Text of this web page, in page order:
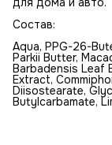
Состав:
Aqua, PPG-26-
Parkii Butter,
Barbadensis Leaf
Extract,
Diisostearate,
Butylcarbamate,